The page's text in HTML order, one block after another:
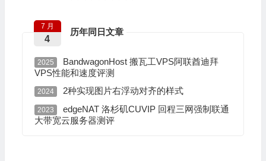
历年同日文章
7 月
4
2025
BandwagonHost 搬瓦工VPS阿联酋迪拜
VPS性能和速度评测
2024 2种实现图片右浮动对齐的样式
2023
edgeNAT 洛杉矶CUVIP 回程三网强制联通
大带宽云服务器测评